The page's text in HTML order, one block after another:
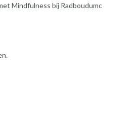
Mindfulness bij Radboudumc